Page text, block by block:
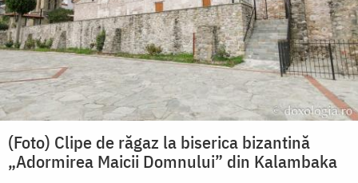
(Foto) Clipe de răgaz la biserica bizantină
„Adormirea Maicii Domnului” din Kalambaka